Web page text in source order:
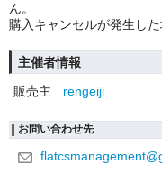
ん。
購入キャンセルが発生し
主催者情報
販売主
rengeiji
お問い合わせ先